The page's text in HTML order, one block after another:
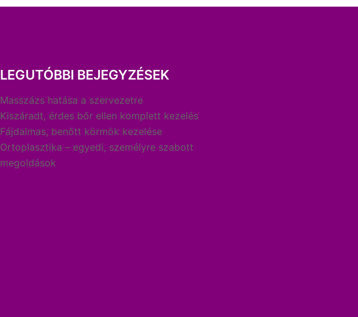
LEGUTÓBBI BEJEGYZÉSEK
Masszázs hatása a szervezetre
Kiszáradt, érdes bőr ellen komplett kezelés
Fájdalmas, benőtt körmök kezelése
Ortoplasztika – egyedi, személyre szabott
megoldások